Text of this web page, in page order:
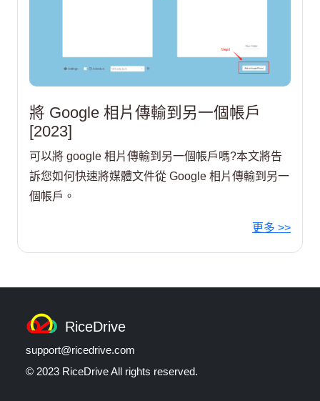
將 Google 相片傳輸到另一個帳戶
[2023]
可以將 google 相片傳輸到另一個帳戶嗎?本文將告
訴您如何快速將媒體文件從 Google 相片傳輸到另一
個帳戶。
更多 >>
RiceDrive
support@ricedrive.com
© 2023 RiceDrive All rights reserved.